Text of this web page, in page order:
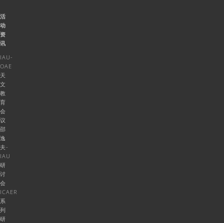
活
动
资
讯
IAU-
OAE
天
文
教
育
会
议
邵
逸
夫-
IAU
研
讨
会
ICAER
系
列
研